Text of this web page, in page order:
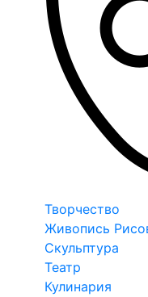
Творчество
Живопись
Скульптура
Театр
Кулинария